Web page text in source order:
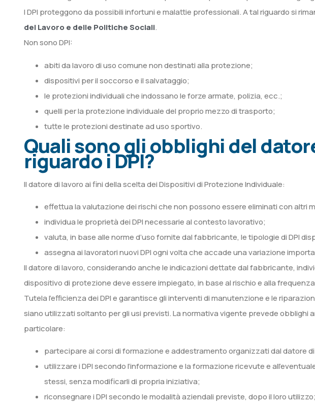
I DPI proteggono da possibili infortuni e malattie professionali. A tal riguardo si
del Lavoro e delle Politiche Sociali.
Non sono DPI:
abiti da lavoro di uso comune non destinati alla protezione;
dispositivi per il soccorso e il salvataggio;
le protezioni individuali che indossano le forze armate, polizia, ecc.;
quelli per la protezione individuale del proprio mezzo di trasporto;
tutte le protezioni destinate ad uso sportivo.
Quali sono gli obblighi del
riguardo i DPI?
Il datore di lavoro ai fini della scelta dei Dispositivi di Protezione Individuale:
effettua la valutazione dei rischi che non possono essere eliminati con altri
individua le proprietà dei DPI necessarie al contesto lavorativo;
valuta, in base alle norme d’uso fornite dal fabbricante, le tipologie di DPI
assegna ai lavoratori nuovi DPI ogni volta che accade una variazione
Il datore di lavoro, considerando anche le indicazioni dettate dal fabbricante,
dispositivo di protezione deve essere impiegato, in base al rischio e alla
Tutela l’efficienza dei DPI e garantisce gli interventi di manutenzione e le
siano utilizzati soltanto per gli usi previsti. La normativa vigente prevede obblighi
particolare:
partecipare ai corsi di formazione e addestramento organizzati dal datore
utilizzare i DPI secondo l’informazione e la formazione ricevute e
stessi, senza modificarli di propria iniziativa;
riconsegnare i DPI secondo le modalità aziendali previste, dopo il loro utilizzo;